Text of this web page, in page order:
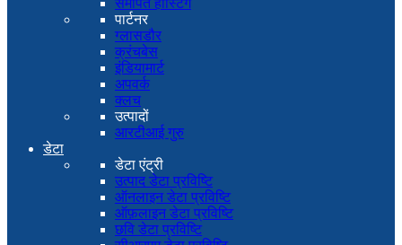
समर्पित होस्टिंग
पार्टनर
ग्लासडौर
क्रंचबेस
इंडियामार्ट
अपवर्क
क्लच
उत्पादों
आरटीआई गुरु
डेटा
डेटा एंट्री
उत्पाद डेटा प्रविष्टि
ऑनलाइन डेटा प्रविष्टि
ऑफ़लाइन डेटा प्रविष्टि
छवि डेटा प्रविष्टि